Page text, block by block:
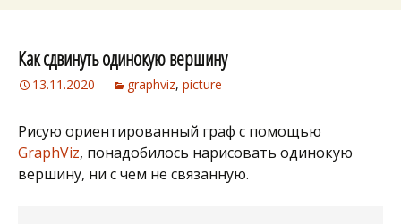
Как сдвинуть одинокую вершину
13.11.2020 graphviz, picture
Рисую ориентированный граф с помощью
GraphViz, понадобилось нарисовать одинокую
вершину, ни с чем не связанную.